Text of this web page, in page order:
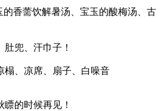
的香薷饮解暑汤、宝玉的酸梅汤、古
兜、汗巾子！
榻、凉席、扇子、白噪音
的时候再见！